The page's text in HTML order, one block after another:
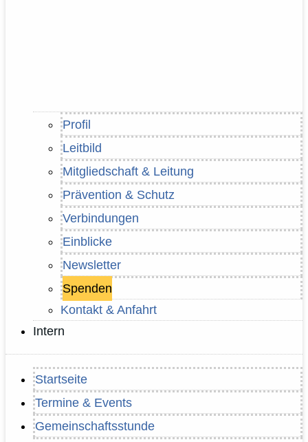
Profil
Leitbild
Mitgliedschaft & Leitung
Prävention & Schutz
Verbindungen
Einblicke
Newsletter
Spenden
Kontakt & Anfahrt
Intern
Startseite
Termine & Events
Gemeinschaftsstunde